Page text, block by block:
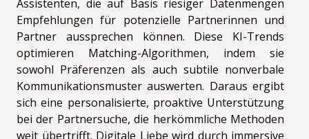
Assistenten, die auf Basis riesiger Datenmengen
Empfehlungen für potenzielle Partnerinnen und
Partner aussprechen können. Diese KI-Trends
optimieren Matching-Algorithmen, indem sie
sowohl Präferenzen als auch subtile nonverbale
Kommunikationsmuster auswerten. Daraus ergibt
sich eine personalisierte, proaktive Unterstützung
bei der Partnersuche, die herkömmliche Methoden
weit übertrifft. Digitale Liebe wird durch immersive